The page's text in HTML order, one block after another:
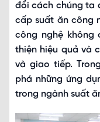
Contact
đổi cách chúng ta
cấp suất ăn công
công nghệ
thiện hiệu quả và
và giao tiếp.
phá những ứng
trong ngành suất